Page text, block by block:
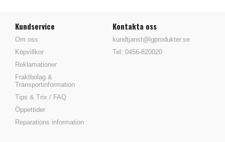
Kundservice
Om oss
Köpvillkor
Reklamationer
Fraktbolag &
Transportinformation
Tips & Trix / FAQ
Öppettider
Reparations information
Kontakta oss
kundtjanst@lgprodukter.se
Tel: 0456-820020